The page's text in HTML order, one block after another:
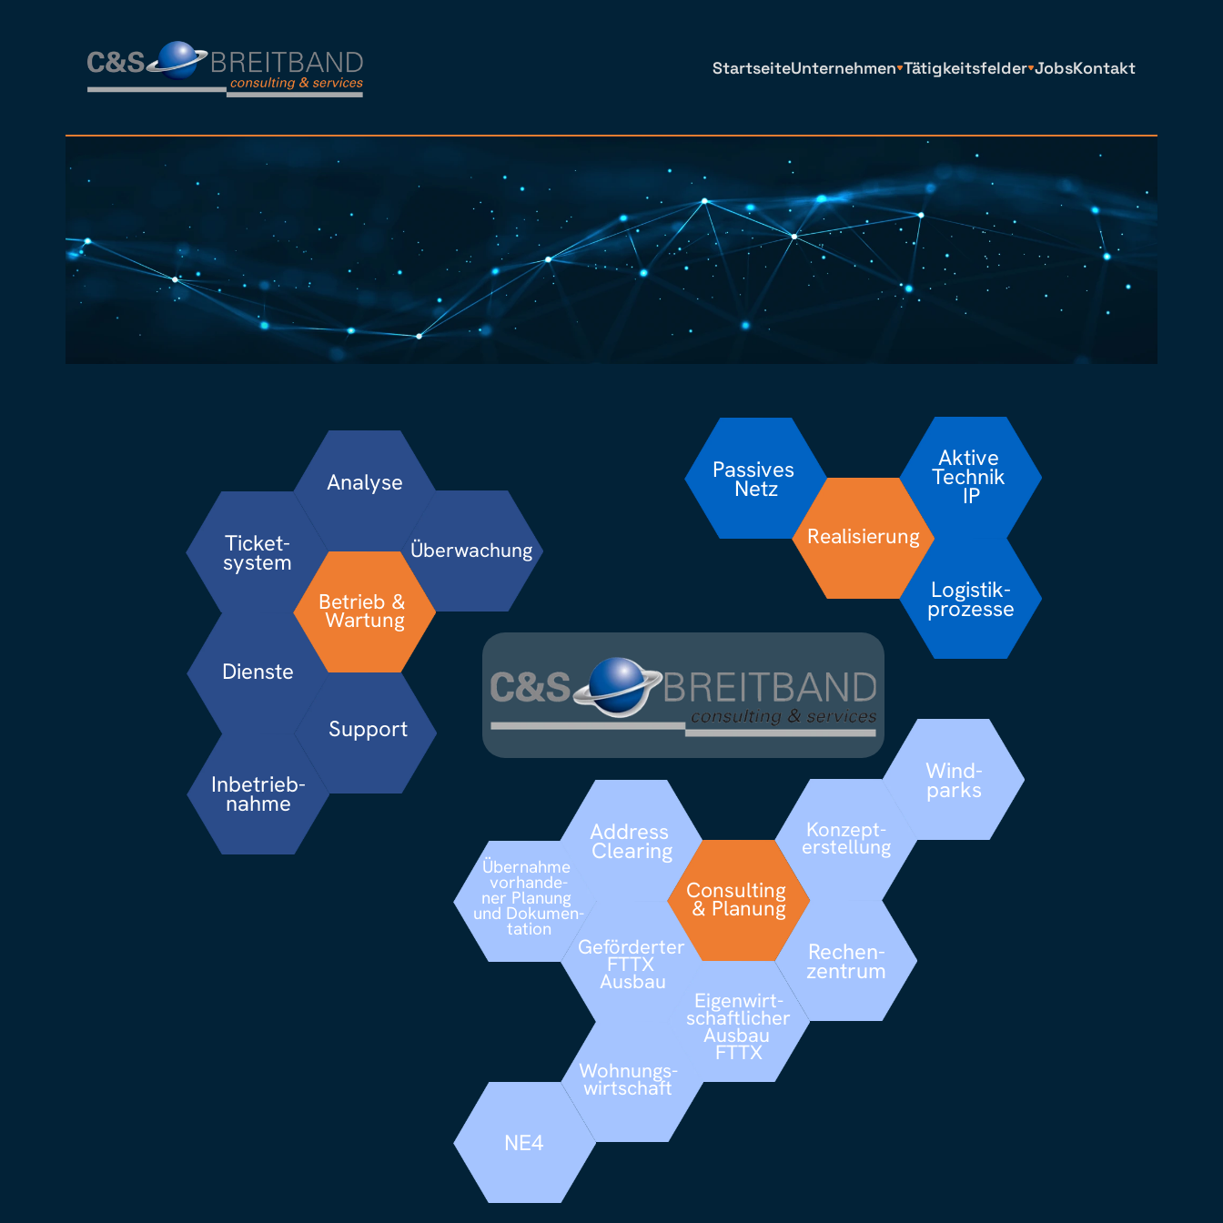
StartseiteUnternehmen Tätigkeitsfelder JobsKontakt
Aktive
Technik
IP
Passives
Netz
Address
Clearing
NE4
Logistik-
prozesse
Wind-
parks
Geförderter
FTTX
Ausbau
Rechen-
zentrum
Übernahme
vorhande-
ner Planung
und Dokumen-
tation
Wohnungs-
wirtschaft
Konzept-
erstellung
Eigenwirt-
schaftlicher
Ausbau
FTTX
Analyse
Überwachung
Ticket-
system
Support
Inbetrieb-
nahme
Dienste
Consulting
& Planung
Realisierung
Betrieb &
Wartung